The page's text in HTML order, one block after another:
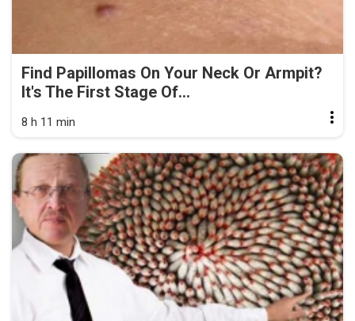
Find Papillomas On Your Neck Or Armpit?
It's The First Stage Of...
8 h 11 min